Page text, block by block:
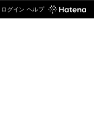
ログイン ヘルプ